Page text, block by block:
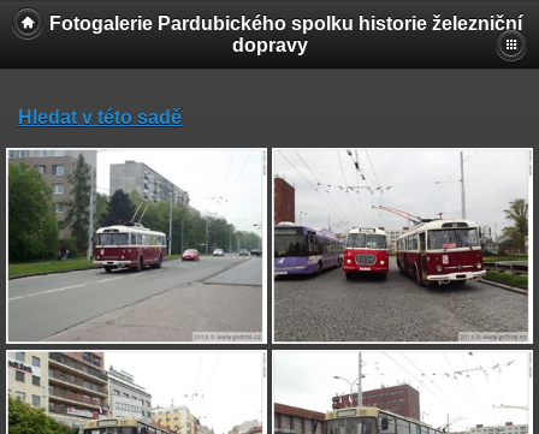
Fotogalerie Pardubického spolku historie železniční
dopravy
Hledat v této sadě